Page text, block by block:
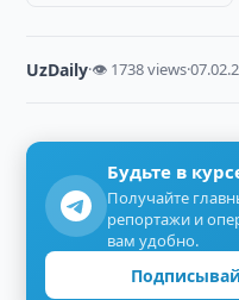
UzDaily·👁 1738 views·
Будьте в
Получайте
репортажи и
вам удобно.